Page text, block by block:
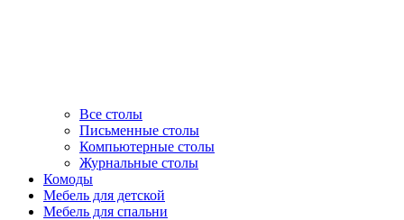
Все столы
Письменные столы
Компьютерные столы
Журнальные столы
Комоды
Мебель для детской
Мебель для спальни